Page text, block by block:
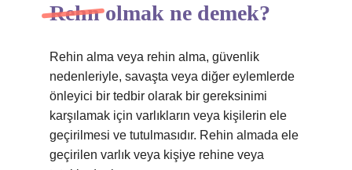
Rehn olmak ne demek?
Rehin alma veya rehin alma, güvenlik
nedenleriyle, savaşta veya diğer eylemlerde
önleyici bir tedbir olarak bir gereksinimi
karşılamak için varlıkların veya kişilerin ele
geçirilmesi ve tutulmasıdır. Rehin almada ele
geçirilen varlık veya kişiye rehine veya